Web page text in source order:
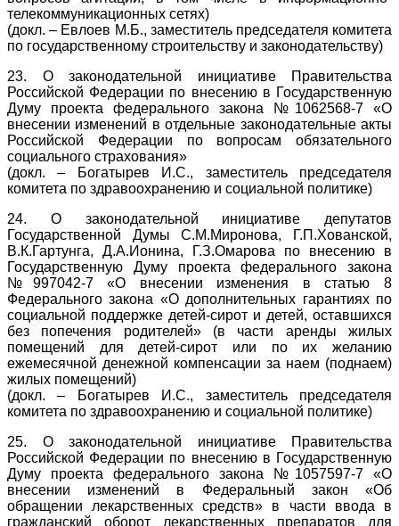
телекоммуникационных сетях)
(докл. – Евлоев М.Б., заместитель председателя комитета
по государственному строительству и законодательству)
23. О законодательной инициативе Правительства
Российской Федерации по внесению в Государственную
Думу проекта федерального закона №1062568-7 «О
внесении изменений в отдельные законодательные акты
Российской Федерации по вопросам обязательного
социального страхования»
(докл. – Богатырев И.С., заместитель председателя
комитета по здравоохранению и социальной политике)
24. О законодательной инициативе депутатов
Государственной Думы С.М.Миронова, Г.П.Хованской,
В.К.Гартунга, Д.А.Ионина, Г.З.Омарова по внесению в
Государственную Думу проекта федерального закона
№997042-7 «О внесении изменения в статью 8
Федерального закона «О дополнительных гарантиях по
социальной поддержке детей-сирот и детей, оставшихся
без попечения родителей» (в части аренды жилых
помещений для детей-сирот или по их желанию
ежемесячной денежной компенсации за наем (поднаем)
жилых помещений)
(докл. – Богатырев И.С., заместитель председателя
комитета по здравоохранению и социальной политике)
25. О законодательной инициативе Правительства
Российской Федерации по внесению в Государственную
Думу проекта федерального закона №1057597-7 «О
внесении изменений в Федеральный закон «Об
обращении лекарственных средств» в части ввода в
гражданский оборот лекарственных препаратов для